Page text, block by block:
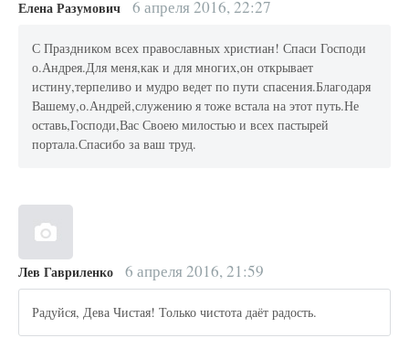
Елена Разумович 6 апреля 2016, 22:27
С Праздником всех православных христиан! Спаси Господи
о.Андрея.Для меня,как и для многих,он открывает
истину,терпеливо и мудро ведет по пути спасения.Благодаря
Вашему,о.Андрей,служению я тоже встала на этот путь.Не
оставь,Господи,Вас Своею милостью и всех пастырей
портала.Спасибо за ваш труд.
Лев Гавриленко 6 апреля 2016, 21:59
Радуйся, Дева Чистая! Только чистота даёт радость.